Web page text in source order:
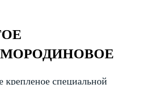
крепленое специальной